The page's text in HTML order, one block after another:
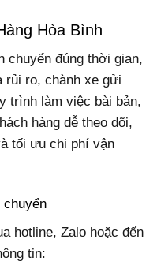
Hòa Bình
chuyển đúng thời gian,
rủi ro, chành xe gửi
trình làm việc bài bản,
hàng dễ theo dõi,
tối ưu chi phí vận
chuyển
hotline, Zalo hoặc đến
tin: